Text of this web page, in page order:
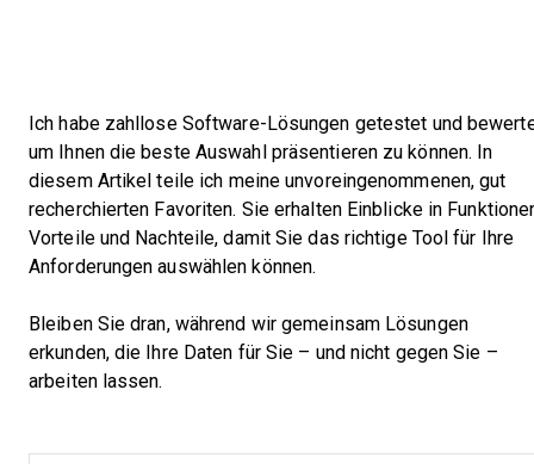
Ich habe zahllose Software-Lösungen getestet und
um Ihnen die beste Auswahl präsentieren zu können. In
diesem Artikel teile ich meine unvoreingenommenen, gut
recherchierten Favoriten. Sie erhalten Einblicke in
Vorteile und Nachteile, damit Sie das richtige Tool für Ihre
Anforderungen auswählen können.
Bleiben Sie dran, während wir gemeinsam Lösungen
erkunden, die Ihre Daten für Sie – und nicht gegen Sie –
arbeiten lassen.